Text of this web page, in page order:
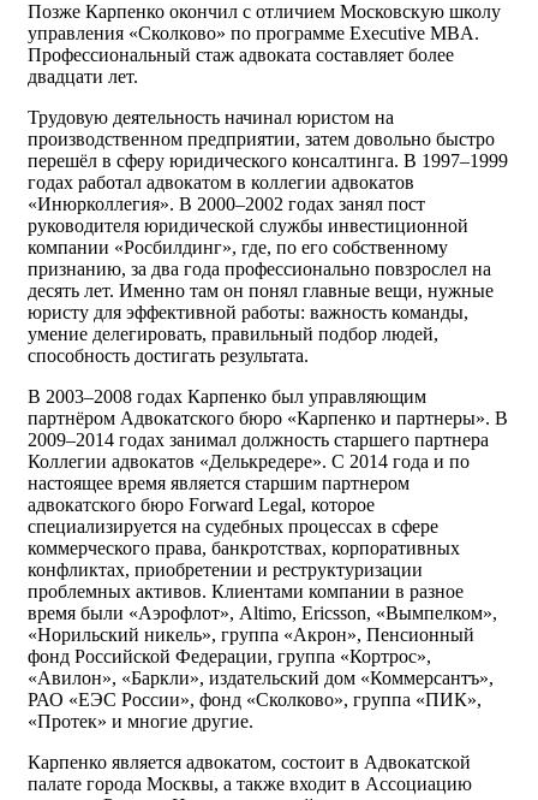
Позже Карпенко окончил с отличием Московскую школу
управления «Сколково» по программе Executive MBA.
Профессиональный стаж адвоката составляет более
двадцати лет.
Трудовую деятельность начинал юристом на
производственном предприятии, затем довольно быстро
перешёл в сферу юридического консалтинга. В 1997–1999
годах работал адвокатом в коллегии адвокатов
«Инюрколлегия». В 2000–2002 годах занял пост
руководителя юридической службы инвестиционной
компании «Росбилдинг», где, по его собственному
признанию, за два года профессионально повзрослел на
десять лет. Именно там он понял главные вещи, нужные
юристу для эффективной работы: важность команды,
умение делегировать, правильный подбор людей,
способность достигать результата.
В 2003–2008 годах Карпенко был управляющим
партнёром Адвокатского бюро «Карпенко и партнеры». В
2009–2014 годах занимал должность старшего партнера
Коллегии адвокатов «Делькредере». С 2014 года и по
настоящее время является старшим партнером
адвокатского бюро Forward Legal, которое
специализируется на судебных процессах в сфере
коммерческого права, банкротствах, корпоративных
конфликтах, приобретении и реструктуризации
проблемных активов. Клиентами компании в разное
время были «Аэрофлот», Altimo, Ericsson, «Вымпелком»,
«Норильский никель», группа «Акрон», Пенсионный
фонд Российской Федерации, группа «Кортрос»,
«Авилон», «Баркли», издательский дом «Коммерсантъ»,
РАО «ЕЭС России», фонд «Сколково», группа «ПИК»,
«Протек» и многие другие.
Карпенко является адвокатом, состоит в Адвокатской
палате города Москвы, а также входит в Ассоциацию